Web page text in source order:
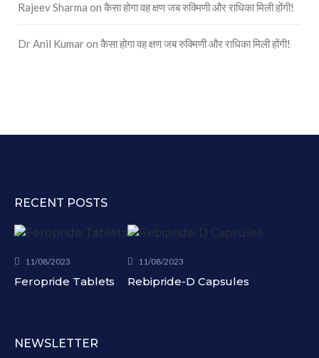
Rajeev Sharma on कैसा होगा वह क्षण जब रुक्मिणी और राधिका मिली होंगी!
Dr Anil Kumaron कैसा होगा वह क्षण जब रुक्मिणी और राधिका मिली होंगी!
RECENT POSTS
11/08/2023
Feropride Tablets
11/08/2023
Rebipride-D Capsules
NEWSLETTER